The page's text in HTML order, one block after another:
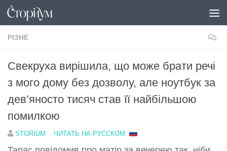
Перейти до вмісту
РІЗНЕ
Свекруха вирішила, що може брати речі
з мого дому без дозволу, але ноутбук за
дев’яносто тисяч став її найбільшою
помилкою
STORIUM · ЧИТАТЬ НА РУССКОМ: